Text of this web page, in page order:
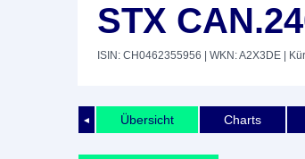
STX
ISIN: CH0462355956 | WKN: A2X3DE |
◄ Übersicht Charts